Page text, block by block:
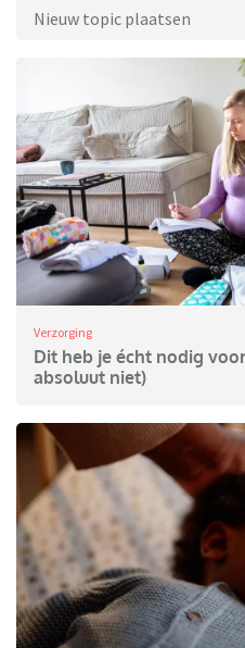
Nieuw topic plaatsen
Verzorging
Dit heb je écht nodig
absoluut niet)